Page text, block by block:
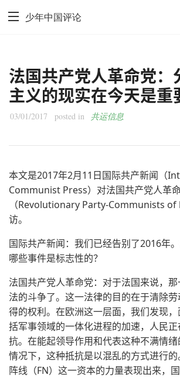
少年中国评论
法国共产党人革命党：
主义的现实在今天是重
03/01/2017 posted in 共运信息
本文是2017年2月11日国际共产新闻（
Communist Press）对法国共产党人革
（Revolutionary Party-Communists of
访。
国际共产新闻：我们已经告别了2016年
哪些事件是标志性的？
法国共产党人革命党：对于法国来说，
法的斗争了。这一法律的目的在于清除
得的权利。在欧洲这一层面，我们发现
括军事领域的一体化进程的加速，人民
抗。在能起领导作用和代表这种不满情
情况下，这种抵抗是以混乱的方式进行
阵线（FN）这一资本的力量表现出来，